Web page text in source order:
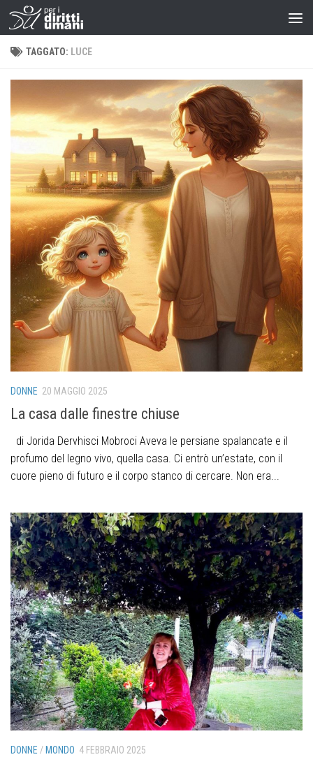
TAGGATO: LUCE
DONNE 20 MAGGIO 2025
La casa dalle finestre chiuse
di Jorida Dervhisci Mobroci Aveva le persiane spalancate e il
profumo del legno vivo, quella casa. Ci entrò un’estate, con il
cuore pieno di futuro e il corpo stanco di cercare. Non era...
DONNE / MONDO 4 FEBBRAIO 2025